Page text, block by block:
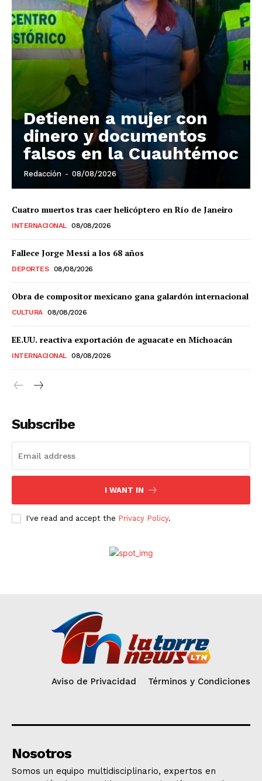
Detienen a mujer con
dinero y documentos
falsos en la Cuauhtémoc
Redacción - 08/08/2026
Cuatro muertos tras caer helicóptero en Río de Janeiro
INTERNACIONAL 08/08/2026
Fallece Jorge Messi a los 68 años
DEPORTES 08/08/2026
Obra de compositor mexicano gana galardón internacional
CULTURA 08/08/2026
EE.UU. reactiva exportación de aguacate en Michoacán
INTERNACIONAL 08/08/2026
Subscribe
I WANT IN
I've read and accept the Privacy Policy.
Aviso de Privacidad Términos y Condiciones
Nosotros
Somos un equipo multidisciplinario, expertos en